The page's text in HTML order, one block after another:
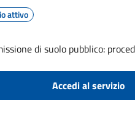
attivo
di suolo pubblico:
Accedi al servizio